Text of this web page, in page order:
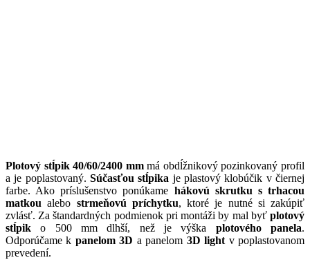
Plotový stĺpik 40/60/2400 mmmá obdĺžnikový pozinkovaný profil
a je poplastovaný. Súčasťou stĺpika je plastový klobúčik v čiernej
farbe. Ako príslušenstvo ponúkame hákovú skrutku s trhacou
matkou alebo strmeňovú príchytku, ktoré je nutné si zakúpiť
zvlásť. Za štandardných podmienok pri montáži by mal byť plotový
stĺpik o 500 mm dlhší, než je výška plotového panela.
Odporúčame k panelom 3D a panelom 3D light v poplastovanom
prevedení.